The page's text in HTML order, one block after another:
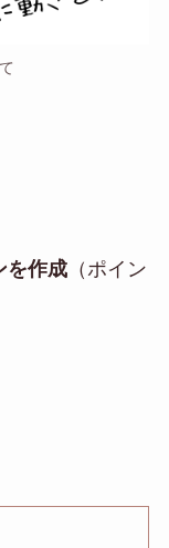
を作成 （ポイン